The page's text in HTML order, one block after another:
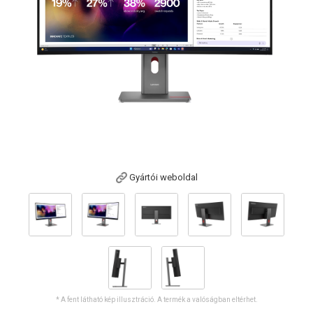
Gyártói weboldal
* A fent látható kép illusztráció. A termék a valóságban eltérhet.